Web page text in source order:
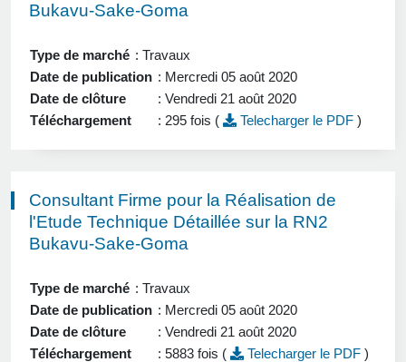
Bukavu-Sake-Goma
Type de marché : Travaux
Date de publication : Mercredi 05 août 2020
Date de clôture
: Vendredi 21 août 2020
Téléchargement
: 295 fois ( Telecharger le PDF )
Consultant Firme pour la Réalisation de
l'Etude Technique Détaillée sur la RN2
Bukavu-Sake-Goma
Type de marché : Travaux
Date de publication : Mercredi 05 août 2020
Date de clôture
: Vendredi 21 août 2020
Téléchargement
: 5883 fois ( Telecharger le PDF )